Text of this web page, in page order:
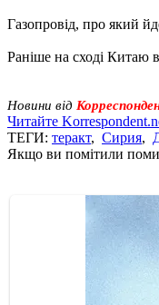
Газопровід, про який
Раніше на сході Китаю
Новини від
Читайте
ТЕГИ: теракт, Сирия,
Якщо ви помітили